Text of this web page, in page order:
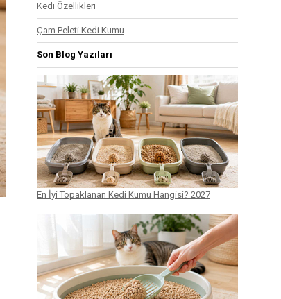
Kedi Özellikleri
Çam Peleti Kedi Kumu
Son Blog Yazıları
En İyi Topaklanan Kedi Kumu Hangisi? 2027